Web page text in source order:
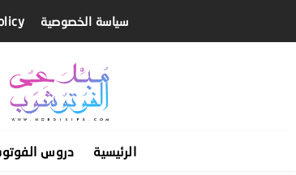
سياسة الخصوصية
الرئيسية دروس